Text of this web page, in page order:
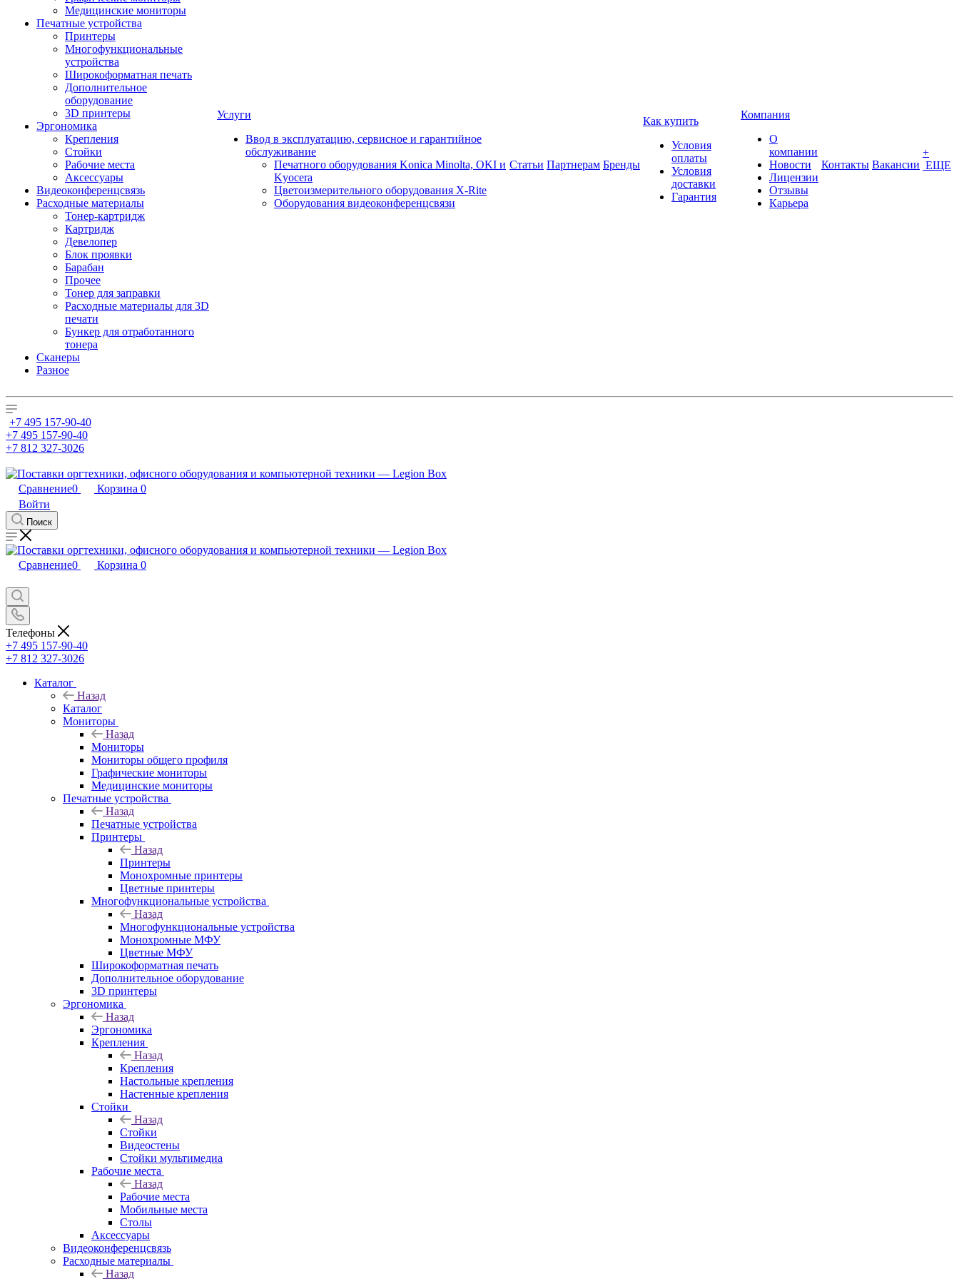
Медицинские мониторы
Печатные устройства
Принтеры
Многофункциональные
устройства
Широкоформатная печать
Дополнительное
оборудование
3D принтеры
Эргономика
Крепления
Стойки
Рабочие места
Аксессуары
Видеоконференцсвязь
Расходные материалы
Тонер-картридж
Картридж
Девелопер
Блок проявки
Барабан
Прочее
Тонер для заправки
Расходные материалы для 3D
печати
Бункер для отработанного
тонера
Сканеры
Разное
Услуги
Ввод в эксплуатацию, сервисное и гарантийное
обслуживание
Печатного оборудования Konica Minolta, OKI и
Kyocera
Цветоизмерительного оборудования X-Rite
Оборудования видеоконференцсвязи
Статьи Партнерам Бренды
Как купить
Условия
оплаты
Условия
доставки
Гарантия
Компания
О
компании
Новости
Лицензии
Отзывы
Карьера
Контакты Вакансии
+
ЕЩЕ
+7 495 157-90-40
+7 495 157-90-40
+7 812 327-3026
Сравнение0 Корзина 0
Войти
Поиск
Сравнение0 Корзина 0
Телефоны
+7 495 157-90-40
+7 812 327-3026
Каталог
Назад
Каталог
Мониторы
Назад
Мониторы
Мониторы общего профиля
Графические мониторы
Медицинские мониторы
Печатные устройства
Назад
Печатные устройства
Принтеры
Назад
Принтеры
Моноxромныe принтеры
Цвeтныe принтеры
Многофункциональные устройства
Назад
Многофункциональные устройства
Монохромные МФУ
Цветные МФУ
Широкоформатная печать
Дополнительное оборудование
3D принтеры
Эргономика
Назад
Эргономика
Крепления
Назад
Крепления
Настольные крепления
Настенные крепления
Стойки
Назад
Стойки
Видеостены
Стойки мультимедиа
Рабочие места
Назад
Рабочие места
Мобильные места
Столы
Аксессуары
Видеоконференцсвязь
Расходные материалы
Назад